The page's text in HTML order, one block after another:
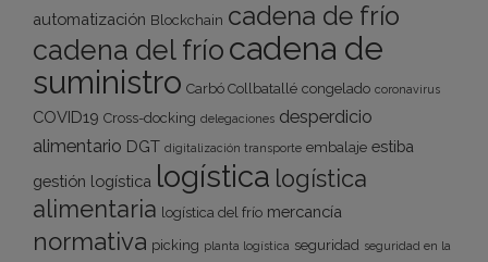
automatización Blockchain cadena de frío
cadena del frío cadena de
suministro Carbó Collbatallé congelado coronavirus
COVID19 Cross-docking delegaciones desperdicio
alimentario DGT digitalización transporte embalaje estiba
gestión logística logística logística
alimentaria logística del frío mercancía
normativa picking planta logística seguridad seguridad en la